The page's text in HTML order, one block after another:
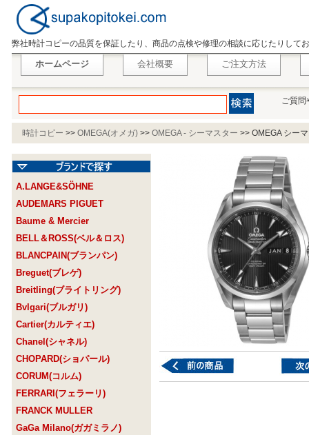
弊社時計コピーの品質を保証したり、商品の点検や修理の相談に応じたりして
ホームページ 会社概要 ご注文方法
ご質問
時計コピー >> OMEGA(オメガ) >> OMEGA - シーマスター >> OMEGA シー
A.LANGE&SÖHNE
AUDEMARS PIGUET
Baume & Mercier
BELL＆ROSS(ベル＆ロス)
BLANCPAIN(ブランパン)
Breguet(ブレゲ)
Breitling(ブライトリング)
Bvlgari(ブルガリ)
Cartier(カルティエ)
Chanel(シャネル)
CHOPARD(ショパール)
CORUM(コルム)
FERRARI(フェラーリ)
FRANCK MULLER
GaGa Milano(ガガミラノ)